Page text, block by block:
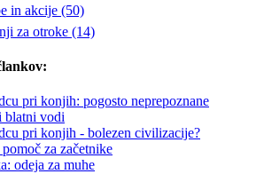
in akcije (50)
za otroke (14)
pri konjih: pogosto neprepoznane
blatni vodi
pri konjih - bolezen civilizacije?
za začetnike
odeja za muhe